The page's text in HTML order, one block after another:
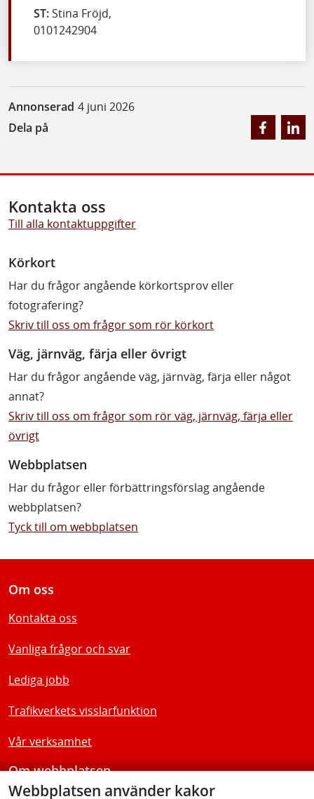
ST:Stina Fröjd,
0101242904
Annonserad 4 juni 2026
Dela på
Webbplatsen använder kakor
Kontakta oss
Till alla kontaktuppgifter
Körkort
Har du frågor angående körkortsprov eller
fotografering?
Skriv till oss om frågor som rör körkort
Väg, järnväg, färja eller övrigt
Har du frågor angående väg, järnväg, färja eller något
annat?
Skriv till oss om frågor som rör väg, järnväg, färja eller
övrigt
Webbplatsen
Har du frågor eller förbättringsförslag angående
webbplatsen?
Tyck till om webbplatsen
Om oss
Kontakta oss
Vanliga frågor och svar
Lediga jobb
Trafikverkets visslarfunktion
Vår verksamhet
Om webbplatsen